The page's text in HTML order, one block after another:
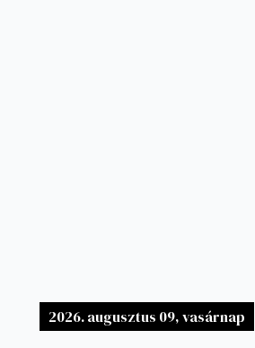
2026. augusztus 09, vasárnap